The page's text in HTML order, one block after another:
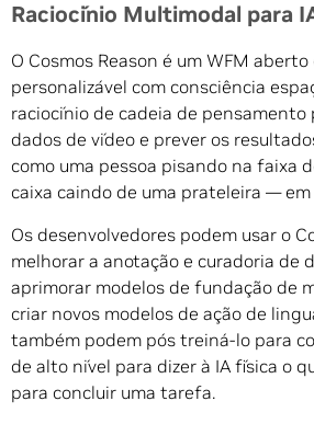
Raciocínio Multimodal para
O Cosmos Reason é um WFM
personalizável com consciência
raciocínio de cadeia de
dados de vídeo e prever os
como uma pessoa pisando na faixa
caixa caindo de uma prateleira —
Os desenvolvedores podem usar o
melhorar a anotação e curadoria de
aprimorar modelos de fundação de
criar novos modelos de ação de
também podem pós treiná-lo para
de alto nível para dizer à IA física o
para concluir uma tarefa.